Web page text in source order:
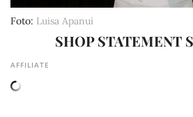
Foto Luisa Apanui
SHOP STATEMENT
AFFILIATE